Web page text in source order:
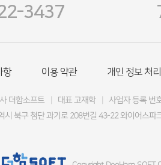
3437
항 이용 약관 개인 정보 처
더함소프트 대표 고재학 사업자 등록 번
시 북구 첨단 과기로 208번길 43-22 와이어스파